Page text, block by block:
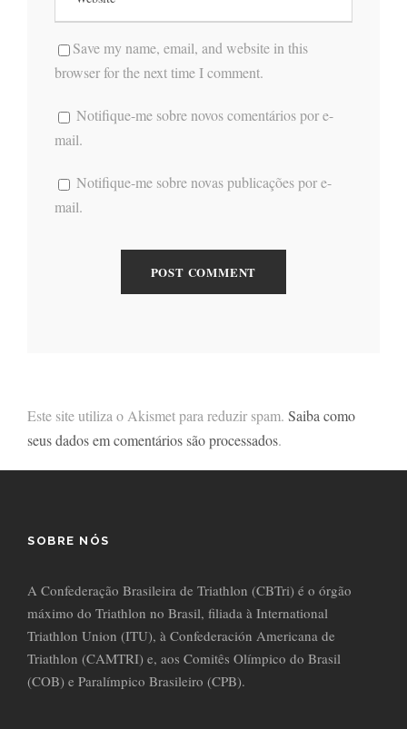
Save my name, email, and website in this
browser for the next time I comment.
Notifique-me sobre novos comentários por e-
mail.
Notifique-me sobre novas publicações por e-
mail.
Este site utiliza o Akismet para reduzir spam. Saiba como
seus dados em comentários são processados.
SOBRE NÓS
A Confederação Brasileira de Triathlon (CBTri) é o órgão
máximo do Triathlon no Brasil, filiada à International
Triathlon Union (ITU), à Confederación Americana de
Triathlon (CAMTRI) e, aos Comitês Olímpico do Brasil
(COB) e Paralímpico Brasileiro (CPB).